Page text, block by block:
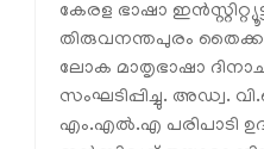
കേരള ഭാഷാ
തിരുവനന്തപുരം
ലോക മാതൃഭാഷാ
സംഘടിപ്പിച്ചു. അഡ്വ.
എം.എൽ.എ പരിപാടി